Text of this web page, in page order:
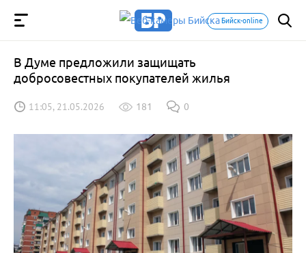
Бийск-online
В Думе предложили защищать
добросовестных покупателей жилья
11:05, 21.05.2026 181 0